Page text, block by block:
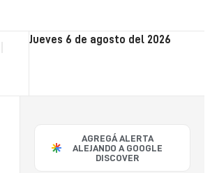
Jueves 6 de agosto del 2026
AGREGÁ ALERTA
ALEJANDO A GOOGLE
DISCOVER